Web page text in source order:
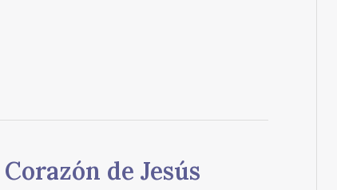
de Jesús